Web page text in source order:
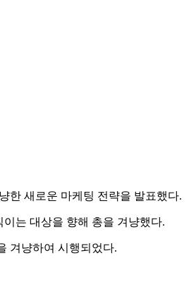
한 새로운 마케팅 전략을 발표했다.
는 대상을 향해 총을 겨냥했다.
겨냥하여 시행되었다.